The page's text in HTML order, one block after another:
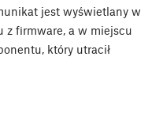
jest wyświetlany w
z firmware, a w miejscu
który utracił